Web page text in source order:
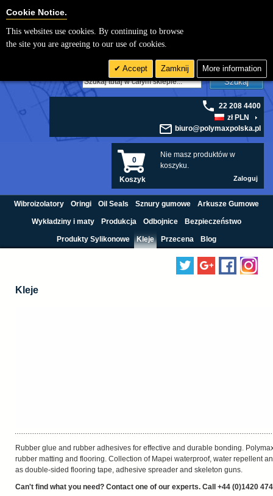
Szukaj
22 208 4400
zł PLN
biuro@polymaxpolska.pl
Nie masz produktów w
koszyku.
0
Koszyk Zaloguj
Wibroizolatory Oringi Oil Seals Sznury gumowe Arkusze Gumowe
Wykładziny i maty Produkcja Odbojnice Bezpieczeństwo
Produkty Sylikonowe Kleje Przecena Blog
Kleje
Rubber glue and rubber adhesives for effective and durable bonding.
rubber matting and flooring. Collection of Mapei waterproof, water repellent
as double-sided flooring tape, adhesive spreader and skeleton guns.
Can't find what you need? Contact one of our experts. Call +44 (0)1420
Cookie Notice.
This websites use cookies. By continuing to browse
the site you are agreeing to our use of cookies.
Accept Zamknij More information
Cookie Settings